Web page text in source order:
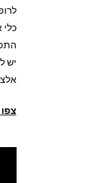
כלי
יש